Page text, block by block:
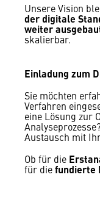
Unsere Vision
der digitale
weiter
skalierbar.
Einladung zum
Sie möchten
Verfahren
eine Lösung zur
Austausch mit
Ob für die
für diefundierte